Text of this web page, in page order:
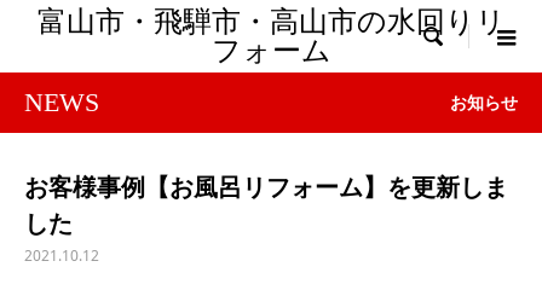
富山市・飛騨市・高山市の水回りリ
フォーム

NEWS お知らせ
お客様事例【お風呂リフォーム】を更新しま
した
2021.10.12